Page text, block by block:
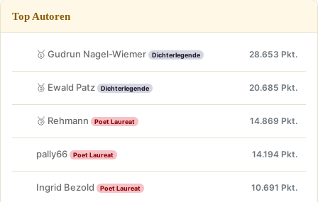
Top Autoren
🥇 Gudrun Nagel-Wiemer Dichterlegende 28.653 Pkt.
🥈 Ewald Patz Dichterlegende 20.685 Pkt.
🥉 Rehmann Poet Laureat 14.869 Pkt.
pally66 Poet Laureat 14.194 Pkt.
Ingrid Bezold Poet Laureat 10.691 Pkt.